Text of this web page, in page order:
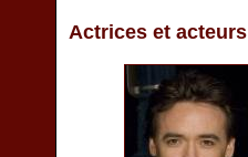
Actrices et acteurs